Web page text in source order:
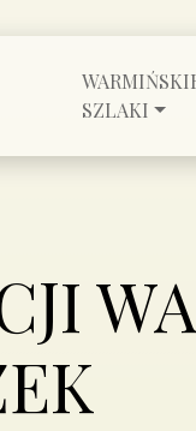
SZLAKI